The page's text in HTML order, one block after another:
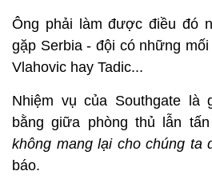
Ông phải làm được điều đó
gặp Serbia - đội có những
Vlahovic hay Tadic...
Nhiệm vụ của Southgate là
bằng giữa phòng thủ lẫn tấn
không mang lại cho chúng ta
báo.